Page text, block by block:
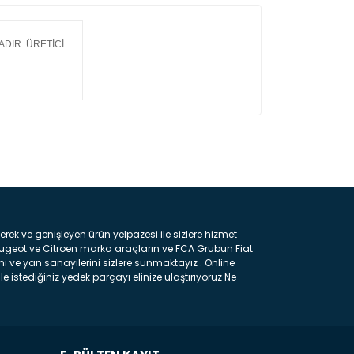
ÜRETİCİ.
ve genişleyen ürün yelpazesi ile sizlere hizmet
ve Citroen marka araçların ve FCA Grubun Fiat
ve yan sanayilerini sizlere sunmaktayız . Online
yedek parçayı elinize ulaştırıyoruz Ne
olan kaporta aksam parçasıdır. Çamurluk :
ana elemanıdır . Hangi Araçlara Yedek Parça